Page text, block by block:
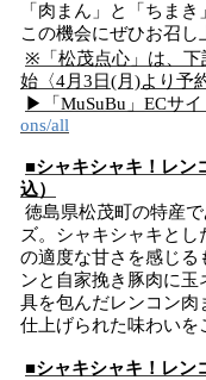
「肉まん」と「ちま
この機会にぜひお召し
※「松茂点心」は、下
始〈4月3日(月)より予
▶「MuSuBu」ECサイ
ons/all
■シャキシャキ！レ
込）
徳島県松茂町の特産
ズ。シャキシャキと
の適度な甘さを感じる
ンと自家挽き豚肉に
具を包んだレンコン肉
仕上げられた味わいを
■シャキシャキ！レ